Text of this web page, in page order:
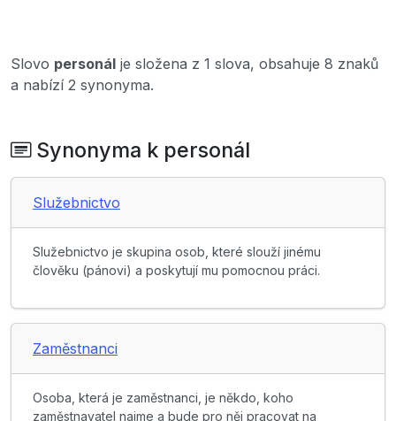
Slovo personál je složena z 1 slova, obsahuje 8 znaků
a nabízí 2 synonyma.
Synonyma k personál
Služebnictvo
Služebnictvo je skupina osob, které slouží jinému
člověku (pánovi) a poskytují mu pomocnou práci.
Zaměstnanci
Osoba, která je zaměstnanci, je někdo, koho
zaměstnavatel najme a bude pro něj pracovat na